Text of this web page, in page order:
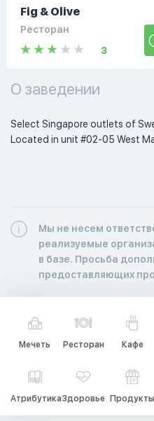
Fig & Olive
Ресторан
3
О заведении
Select Singapore outlets of
Located in unit #02-05 West
Мы не несем
реализуемые
в базе. Просьба
предоставляющих
Мечеть Ресторан Кафе
АтрибутикаЗдоровье Продукты